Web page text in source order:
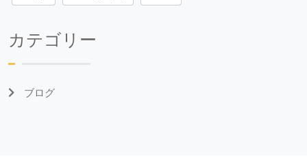
カテゴリー
ブログ